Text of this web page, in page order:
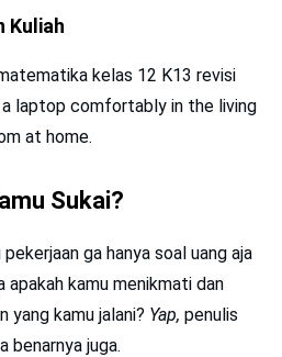
Kuliah
a laptop comfortably in the living
at home.
Sukai?
ga hanya soal uang aja
apakah kamu menikmati dan
yang kamu jalani? Yap, penulis
benarnya juga.